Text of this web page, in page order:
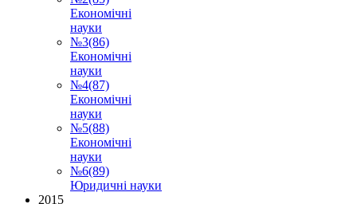
Економічні
науки
№3(86)
Економічні
науки
№4(87)
Економічні
науки
№5(88)
Економічні
науки
№6(89)
Юридичні науки
2015